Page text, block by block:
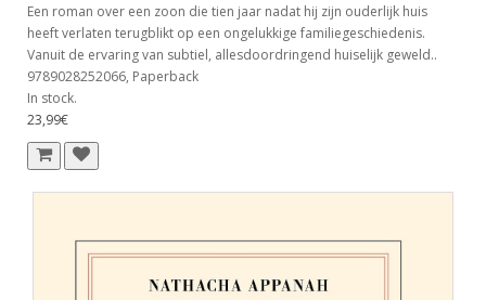
Een roman over een zoon die tien jaar nadat hij zijn ouderlijk huis
heeft verlaten terugblikt op een ongelukkige familiegeschiedenis.
Vanuit de ervaring van subtiel, allesdoordringend huiselijk geweld..
9789028252066, Paperback
In stock.
23,99€